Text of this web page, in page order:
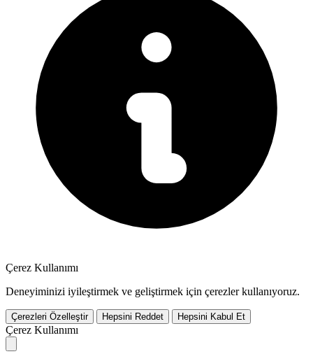
Çerez Kullanımı
Deneyiminizi iyileştirmek ve geliştirmek için çerezler kullanıyoruz.
Çerezleri Özelleştir Hepsini Reddet Hepsini Kabul Et
Çerez Kullanımı